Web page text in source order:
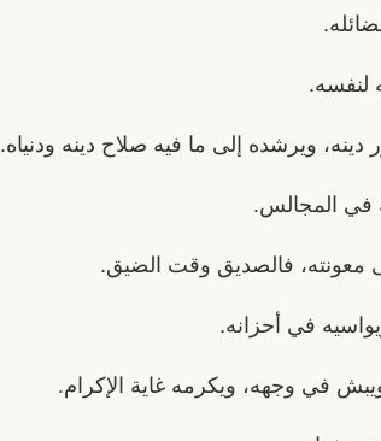
لنفسه.
ويرشده إلى ما فيه صلاح دينه ودنياه.
في المجالس.
معونته، فالصديق وقت الضيق.
في أحزانه.
في وجهه، ويكرمه غاية الإكرام.